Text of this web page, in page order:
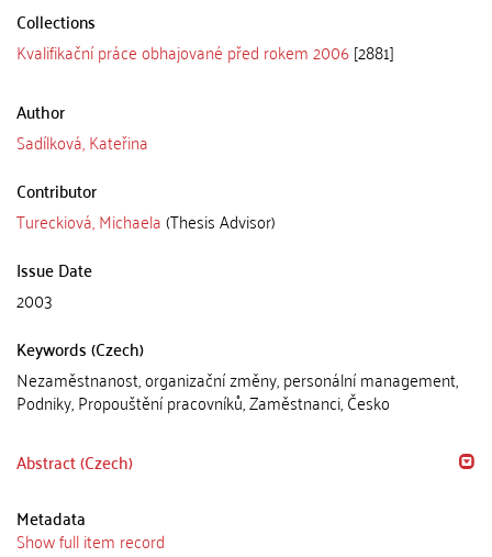
Collections
Kvalifikační práce obhajované před rokem 2006[2881]
Author
Sadílková, Kateřina
Contributor
Tureckiová, Michaela(Thesis Advisor)
Issue Date
2003
Keywords (Czech)
Nezaměstnanost, organizační změny, personální management,
Podniky, Propouštění pracovníků, Zaměstnanci, Česko
Abstract (Czech)
Metadata
Show full item record